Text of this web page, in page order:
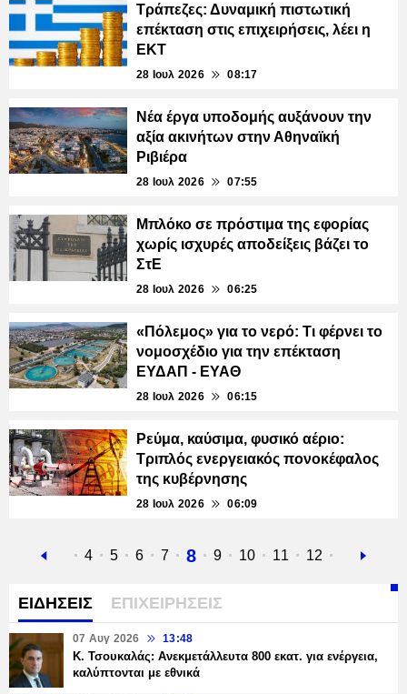
Τράπεζες: Δυναμική πιστωτική
επέκταση στις επιχειρήσεις, λέει η
ΕΚΤ
28 Ιουλ 2026 08:17
Νέα έργα υποδομής αυξάνουν την
αξία ακινήτων στην Αθηναϊκή
Ριβιέρα
28 Ιουλ 2026 07:55
Μπλόκο σε πρόστιμα της εφορίας
χωρίς ισχυρές αποδείξεις βάζει το
ΣτΕ
28 Ιουλ 2026 06:25
«Πόλεμος» για το νερό: Τι φέρνει το
νομοσχέδιο για την επέκταση
ΕΥΔΑΠ - ΕΥΑΘ
28 Ιουλ 2026 06:15
Ρεύμα, καύσιμα, φυσικό αέριο:
Τριπλός ενεργειακός πονοκέφαλος
της κυβέρνησης
28 Ιουλ 2026 06:09
Προηγούμενη
Σελίδα
4 Σελίδα
5 Σελίδα
6 Σελίδα
7
Τρέχουσα
8 Σελίδα
9 Σελίδα
10 Σελίδα
11 Σελίδα
12
Next
ΕΙΔΗΣΕΙΣ ΕΠΙΧΕΙΡΗΣΕΙΣ
07 Αυγ 2026 13:48
Κ. Τσουκαλάς: Ανεκμετάλλευτα 800 εκατ. για ενέργεια,
καλύπτονται με εθνικά